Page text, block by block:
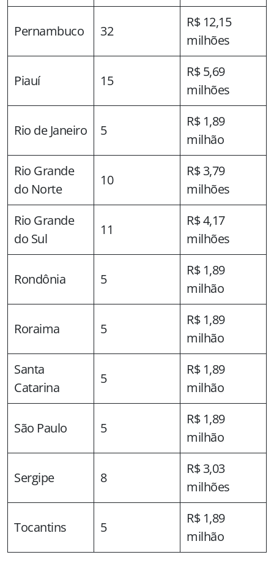
Pernambuco 32
R$ 12,15
milhões
Piauí 15
R$ 5,69
milhões
Rio de Janeiro 5
R$ 1,89
milhão
Rio Grande
do Norte
10
R$ 3,79
milhões
Rio Grande
do Sul
11
R$ 4,17
milhões
Rondônia 5
R$ 1,89
milhão
Roraima 5
R$ 1,89
milhão
Santa
Catarina
5
R$ 1,89
milhão
São Paulo 5
R$ 1,89
milhão
Sergipe 8
R$ 3,03
milhões
Tocantins 5
R$ 1,89
milhão